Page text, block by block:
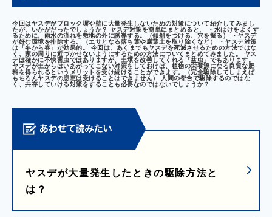
今回はヤスデがブロック塀や壁に大量発生しないための対策について紹介してみまし
たが、いかがだったでしょうか？ ヤスデ対策を簡単にまとめると、 ・水はけをよくす
るために、雨水の流れを敷地の外に誘導する。（傾斜をつける、穴を掘る） ・ヤスデ
が好む環境を排除する。（エサとなる落ち葉や腐葉土を取り除くなど） ・ヤスデ対策
は「冬から春」が効果的。 今回は、あくまでもヤスデを死滅させるための方法ではな
く、家の周りに近づかせないようにするための方法についてまとめてみました。 ヤス
デは確かに不快害虫ではありますが、土壌を改善してくれる「益虫」でもあります。
ヤスデが土からはいあがってこない対策をしておけば、植物の栄養源になる良質な肥
料を得られるというメリットを受け続けることができます。（完全駆除してしまえば
もちろんヤスデの恩恵は受けることはできません） 人間の都合で駆除するのではな
く、共存していける対策をすることも必要なのではないでしょうか？
ヤスデが大量発生したときの駆除方法と
は？